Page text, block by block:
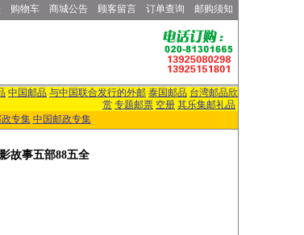
购物车 商城公告 顾客留言 订单查询 邮购须知
中国邮品 与中国联合发行的外邮 泰国邮品 台湾邮品欣
赏 专题邮票 空册 其乐集邮礼品
专集 中国邮政专集
故事五部88五全